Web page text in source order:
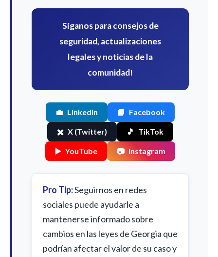
Síganos para consejos de
seguridad, actualizaciones
legales y noticias de la
comunidad!
💼 LinkedIn 📘 Facebook
✖️ X (Twitter) 🎵 TikTok
▶️ YouTube 📷 Instagram
Pro Tip:Seguirnos en redes
sociales puede ayudarle a
mantenerse informado sobre
cambios en las leyes de Georgia que
podrían afectar el valor de su caso y